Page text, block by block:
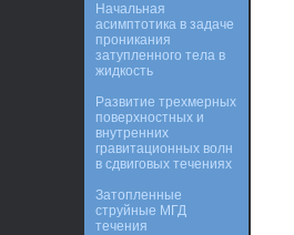
Начальная
асимптотика в задаче
проникания
затупленного тела в
жидкость
Развитие трехмерных
поверхностных и
внутренних
гравитационных волн
в сдвиговых течениях
Затопленные
струйные МГД
течения